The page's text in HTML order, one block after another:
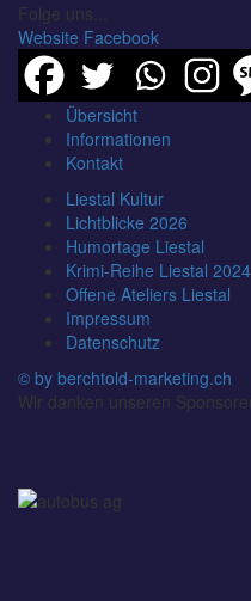
Folge uns...
Website Facebook
Übersicht
Informationen
Kontakt
Liestal Kultur
Lichtblicke 2026
Humortage Liestal
Krimi-Reihe Liestal 2024
Offene Ateliers Liestal
Impressum
Datenschutz
© by berchtold-marketing.ch
Wir danken unseren